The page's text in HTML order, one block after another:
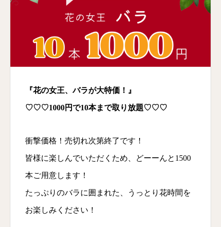
『花の女王、バラが大特価！』
♡♡♡1000円で10本まで取り放題♡♡♡
衝撃価格！売切れ次第終了です！
皆様に楽しんでいただくため、どーーんと1500
本ご用意します！
たっぷりのバラに囲まれた、うっとり花時間を
お楽しみください！